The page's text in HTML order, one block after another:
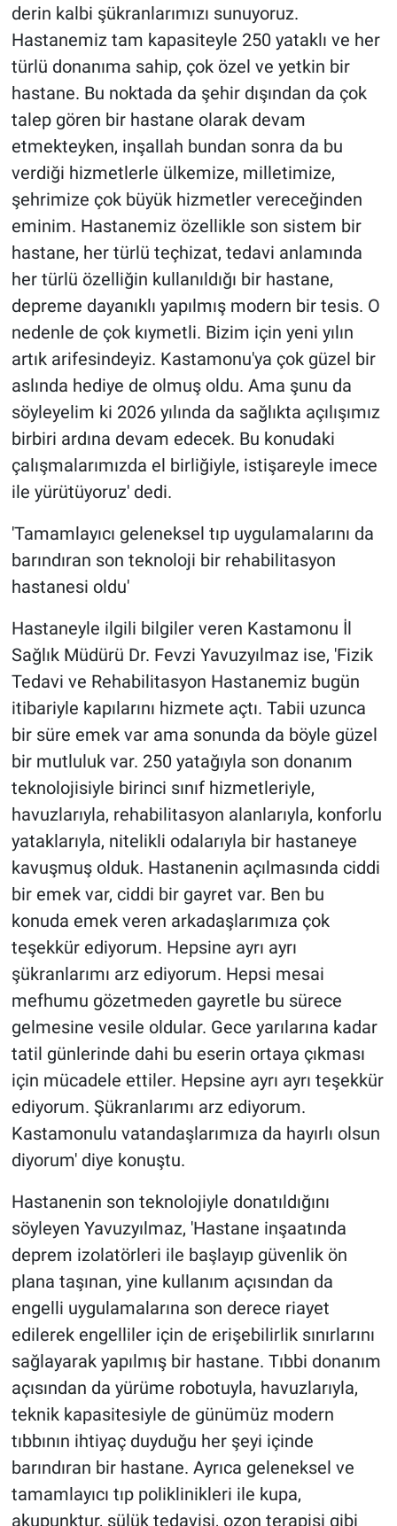
derin kalbi şükranlarımızı sunuyoruz.
Hastanemiz tam kapasiteyle 250 yataklı ve her
türlü donanıma sahip, çok özel ve yetkin bir
hastane. Bu noktada da şehir dışından da çok
talep gören bir hastane olarak devam
etmekteyken, inşallah bundan sonra da bu
verdiği hizmetlerle ülkemize, milletimize,
şehrimize çok büyük hizmetler vereceğinden
eminim. Hastanemiz özellikle son sistem bir
hastane, her türlü teçhizat, tedavi anlamında
her türlü özelliğin kullanıldığı bir hastane,
depreme dayanıklı yapılmış modern bir tesis. O
nedenle de çok kıymetli. Bizim için yeni yılın
artık arifesindeyiz. Kastamonu'ya çok güzel bir
aslında hediye de olmuş oldu. Ama şunu da
söyleyelim ki 2026 yılında da sağlıkta açılışımız
birbiri ardına devam edecek. Bu konudaki
çalışmalarımızda el birliğiyle, istişareyle imece
ile yürütüyoruz' dedi.
'Tamamlayıcı geleneksel tıp uygulamalarını da
barındıran son teknoloji bir rehabilitasyon
hastanesi oldu'
Hastaneyle ilgili bilgiler veren Kastamonu İl
Sağlık Müdürü Dr. Fevzi Yavuzyılmaz ise, 'Fizik
Tedavi ve Rehabilitasyon Hastanemiz bugün
itibariyle kapılarını hizmete açtı. Tabii uzunca
bir süre emek var ama sonunda da böyle güzel
bir mutluluk var. 250 yatağıyla son donanım
teknolojisiyle birinci sınıf hizmetleriyle,
havuzlarıyla, rehabilitasyon alanlarıyla, konforlu
yataklarıyla, nitelikli odalarıyla bir hastaneye
kavuşmuş olduk. Hastanenin açılmasında ciddi
bir emek var, ciddi bir gayret var. Ben bu
konuda emek veren arkadaşlarımıza çok
teşekkür ediyorum. Hepsine ayrı ayrı
şükranlarımı arz ediyorum. Hepsi mesai
mefhumu gözetmeden gayretle bu sürece
gelmesine vesile oldular. Gece yarılarına kadar
tatil günlerinde dahi bu eserin ortaya çıkması
için mücadele ettiler. Hepsine ayrı ayrı teşekkür
ediyorum. Şükranlarımı arz ediyorum.
Kastamonulu vatandaşlarımıza da hayırlı olsun
diyorum' diye konuştu.
Hastanenin son teknolojiyle donatıldığını
söyleyen Yavuzyılmaz, 'Hastane inşaatında
deprem izolatörleri ile başlayıp güvenlik ön
plana taşınan, yine kullanım açısından da
engelli uygulamalarına son derece riayet
edilerek engelliler için de erişebilirlik sınırlarını
sağlayarak yapılmış bir hastane. Tıbbi donanım
açısından da yürüme robotuyla, havuzlarıyla,
teknik kapasitesiyle de günümüz modern
tıbbının ihtiyaç duyduğu her şeyi içinde
barındıran bir hastane. Ayrıca geleneksel ve
tamamlayıcı tıp poliklinikleri ile kupa,
akupunktur, sülük tedavisi, ozon terapisi gibi